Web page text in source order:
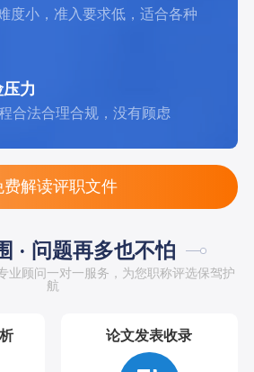
度小，准入要求低，适合各种
力
合法合理合规，没有顾虑
费解读评职文件
· 问题再多也不怕
业顾问一对一服务，为您职称评选保驾护
航
论文发表收录